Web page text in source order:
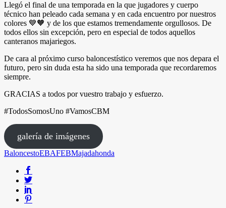
Llegó el final de una temporada en la que jugadores y cuerpo
técnico han peleado cada semana y en cada encuentro por nuestros
colores 💙🧡 y de los que estamos tremendamente orgullosos. De
todos ellos sin excepción, pero en especial de todos aquellos
canteranos majariegos.
De cara al próximo curso baloncestístico veremos que nos depara el
futuro, pero sin duda esta ha sido una temporada que recordaremos
siempre.
GRACIAS a todos por vuestro trabajo y esfuerzo.
#TodosSomosUno #VamosCBM
galería de imágenes
BaloncestoEBAFEBMajadahonda